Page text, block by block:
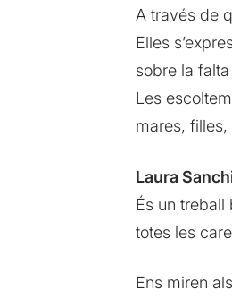
A través de
Elles
sobre la
Les
mares,
Laura
És un treball
totes les
Ens miren